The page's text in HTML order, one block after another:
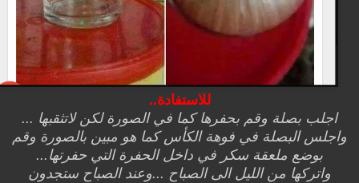
للاستفادة..
اجلب بصلة وقم بحفرها كما في الصورة لكن لاتثقبها ...
واجلس البصلة في فوهة الكأس كما هو مبين بالصورة وقم
بوضع ملعقة سكر في داخل الحفرة التي حفرتها...
واتركها من الليل الى الصباح ...وعند الصباح ستجدون